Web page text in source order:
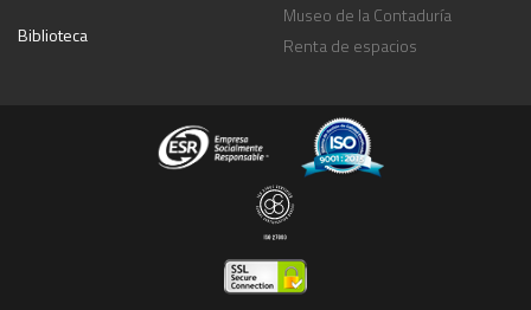
Biblioteca
Museo de la Contaduría
Renta de espacios